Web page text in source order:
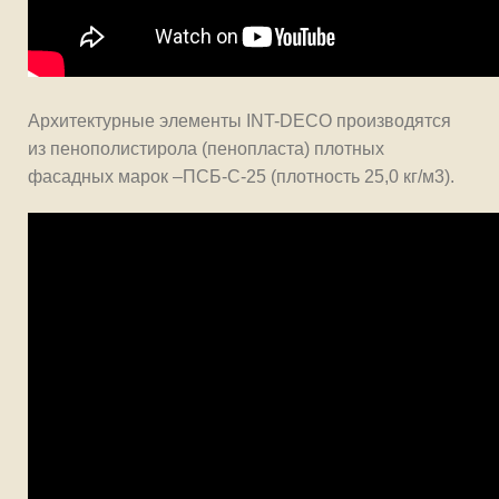
Архитектурные элементы INT-DECO производятся
из пенополистирола (пенопласта) плотных
фасадных марок –ПСБ-С-25 (плотность 25,0 кг/м3).